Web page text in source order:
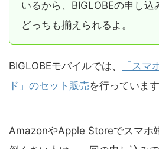
いるから、BIGLOBEの申し込
どっちも揃えられるよ。
BIGLOBEモバイルでは、
「スマ
ド」のセット販売を行っています
AmazonやApple Storeでスマホ